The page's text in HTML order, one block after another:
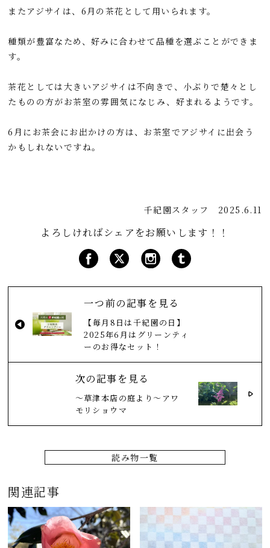
またアジサイは、6月の茶花として用いられます。
種類が豊富なため、好みに合わせて品種を選ぶことができま
す。
茶花としては大きいアジサイは不向きで、小ぶりで楚々とし
たものの方がお茶室の雰囲気になじみ、好まれるようです。
6月にお茶会にお出かけの方は、お茶室でアジサイに出会う
かもしれないですね。
千紀園スタッフ 2025.6.11
よろしければシェアをお願いします！！
一つ前の記事を見る
【毎月8日は千紀園の日】
2025年6月はグリーンティ
ーのお得なセット！
次の記事を見る
～草津本店の庭より～アワ
モリショウマ
読み物一覧
関連記事